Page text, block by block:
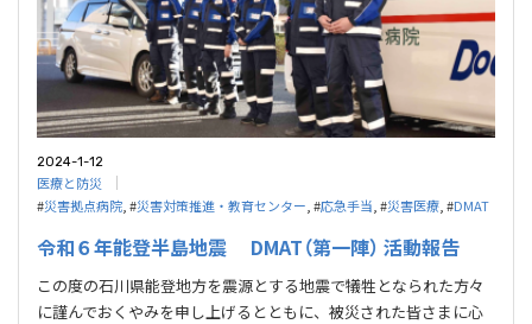
2024-1-12
医療と防災
#災害拠点病院 , #災害対策推進・教育センター , #応急⼿当 , #災害医療 , #DMAT
令和６年能登半島地震 DMAT（第一陣） 活動報告
この度の石川県能登地方を震源とする地震で犠牲となられた方々
に謹んでおくやみを申し上げるとともに、被災された皆さまに心